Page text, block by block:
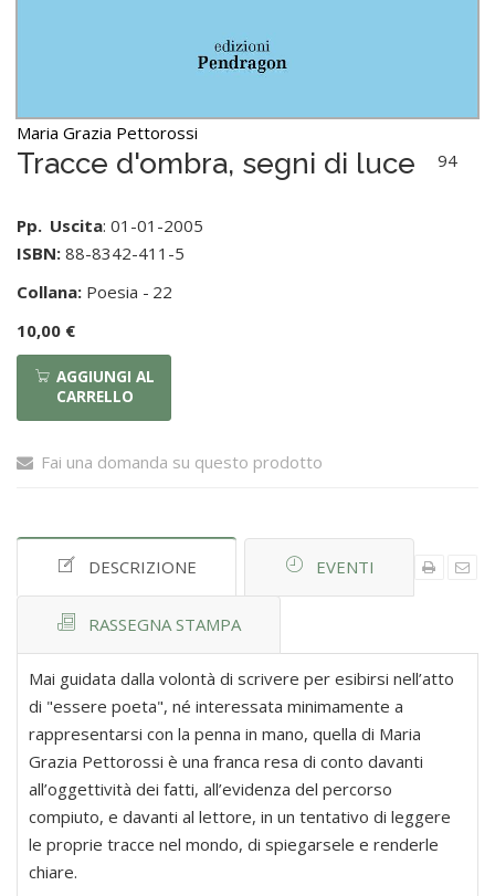
Maria Grazia Pettorossi
Tracce d'ombra, segni di luce
Pp.
94
Uscita: 01-01-2005
ISBN: 88-8342-411-5
Collana: Poesia - 22
10,00 €
AGGIUNGI AL
CARRELLO
Fai una domanda su questo prodotto
DESCRIZIONE EVENTI
RASSEGNA STAMPA
Mai guidata dalla volontà di scrivere per esibirsi nell’atto
di "essere poeta", né interessata minimamente a
rappresentarsi con la penna in mano, quella di Maria
Grazia Pettorossi è una franca resa di conto davanti
all’oggettività dei fatti, all’evidenza del percorso
compiuto, e davanti al lettore, in un tentativo di leggere
le proprie tracce nel mondo, di spiegarsele e renderle
chiare.